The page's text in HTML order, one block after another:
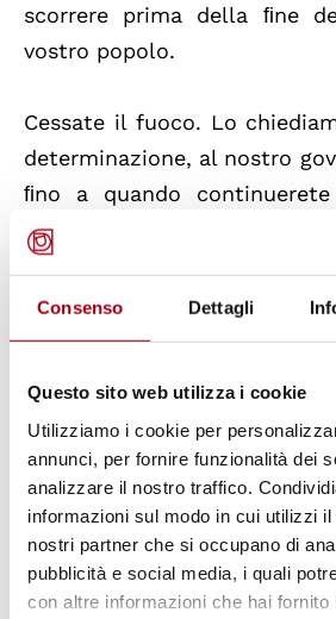
Consenso Dettagli
Questo sito web utilizza i cookie
Utilizziamo i cookie per
annunci, per fornire funzionalità dei
analizzare il nostro traffico.
informazioni sul modo in cui utilizzi
nostri partner che si occupano di
pubblicità e social media, i quali
con altre informazioni che hai fornito
scorrere prima della ﬁne
vostro popolo.
Cessate il fuoco. Lo
determinazione, al nostro
ﬁno a quando
Con quali risultati? Con
Fermiamo subito i
soluzione negoziata, non
noi il primo passo. L’Italia
insieme all’Europa, all’Onu
e uomini di buona volontà.
pace sono nelle nostre mani.